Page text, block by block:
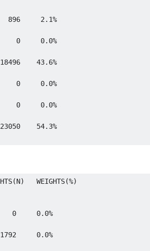
896     2.1%
0     0.0%
43.6%
0     0.0%
0     0.0%
54.3%
WEIGHTS(%)
0     0.0%
0.0%